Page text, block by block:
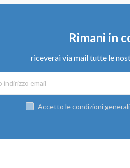
Rimani in
riceverai via mail tutte le
Accetto le condizioni